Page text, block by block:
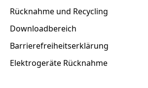
Rücknahme und Recycling
Downloadbereich
Barrierefreiheitserklärung
Elektrogeräte Rücknahme